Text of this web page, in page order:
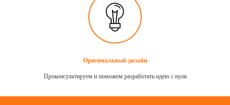
Оригинальный дизайн
Проконсультируем и поможем разработать идею с нуля